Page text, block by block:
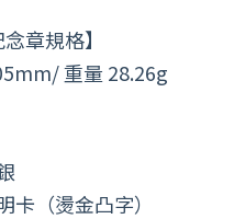
章規格】
重量 28.26g
（燙金凸字）